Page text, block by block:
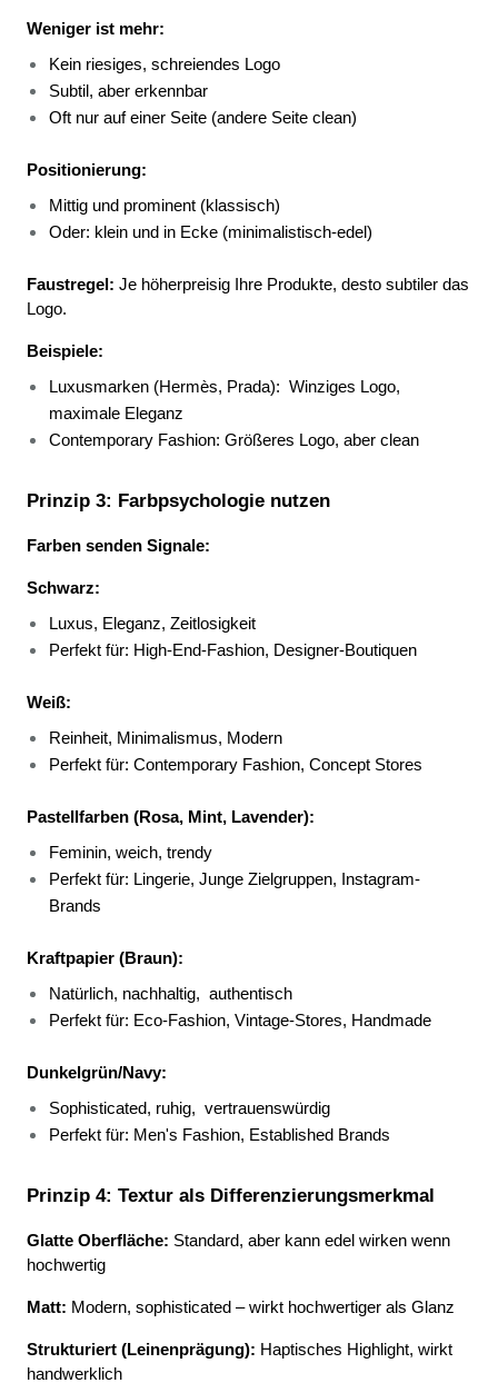
Weniger ist mehr:
Kein riesiges, schreiendes Logo
Subtil, aber erkennbar
Oft nur auf einer Seite (andere Seite clean)
Positionierung:
Mittig und prominent (klassisch)
Oder: klein und in Ecke (minimalistisch-edel)
Faustregel: Je höherpreisig Ihre Produkte, desto subtiler das
Logo.
Beispiele:
Luxusmarken (Hermès, Prada): Winziges Logo,
maximale Eleganz
Contemporary Fashion: Größeres Logo, aber clean
Prinzip 3: Farbpsychologie nutzen
Farben senden Signale:
Schwarz:
Luxus, Eleganz, Zeitlosigkeit
Perfekt für: High-End-Fashion, Designer-Boutiquen
Weiß:
Reinheit, Minimalismus, Modern
Perfekt für: Contemporary Fashion, Concept Stores
Pastellfarben (Rosa, Mint, Lavender):
Feminin, weich, trendy
Perfekt für: Lingerie, Junge Zielgruppen, Instagram-
Brands
Kraftpapier (Braun):
Natürlich, nachhaltig, authentisch
Perfekt für: Eco-Fashion, Vintage-Stores, Handmade
Dunkelgrün/Navy:
Sophisticated, ruhig, vertrauenswürdig
Perfekt für: Men's Fashion, Established Brands
Prinzip 4: Textur als Differenzierungsmerkmal
Glatte Oberfläche: Standard, aber kann edel wirken wenn
hochwertig
Matt: Modern, sophisticated – wirkt hochwertiger als Glanz
Strukturiert (Leinenprägung): Haptisches Highlight, wirkt
handwerklich